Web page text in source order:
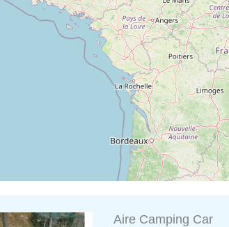
Aire Camping Car